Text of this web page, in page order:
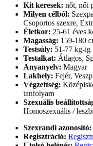
Kit keresek: nőt, női
Milyen célból:
Csoportos szexre,
Életkor: 25-61 éves
Magasság: 159-180
Testsúly: 51-77 kg-ig
Testalkat: Átlagos,
Anyanyelv: Magyar
Lakhely: Fejér,
Végzettség:
tanfolyam
Szexuális
Homoszexuális /
Szexrandi azonosító:
Regisztráció: